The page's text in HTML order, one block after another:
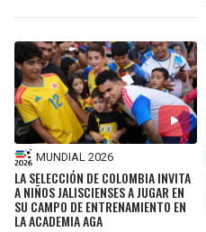
BEARS
LIONS
PACKERS
VIKINGS
SPURS
NUGGETS
TIMBERWOLVES
THUNDER
MUNDIAL 2026
LA SELECCIÓN DE COLOMBIA INVITA
A NIÑOS JALISCIENSES A JUGAR EN
SU CAMPO DE ENTRENAMIENTO EN
LA ACADEMIA AGA